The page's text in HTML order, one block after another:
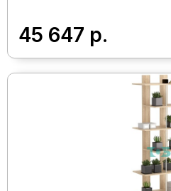
45 647 р.